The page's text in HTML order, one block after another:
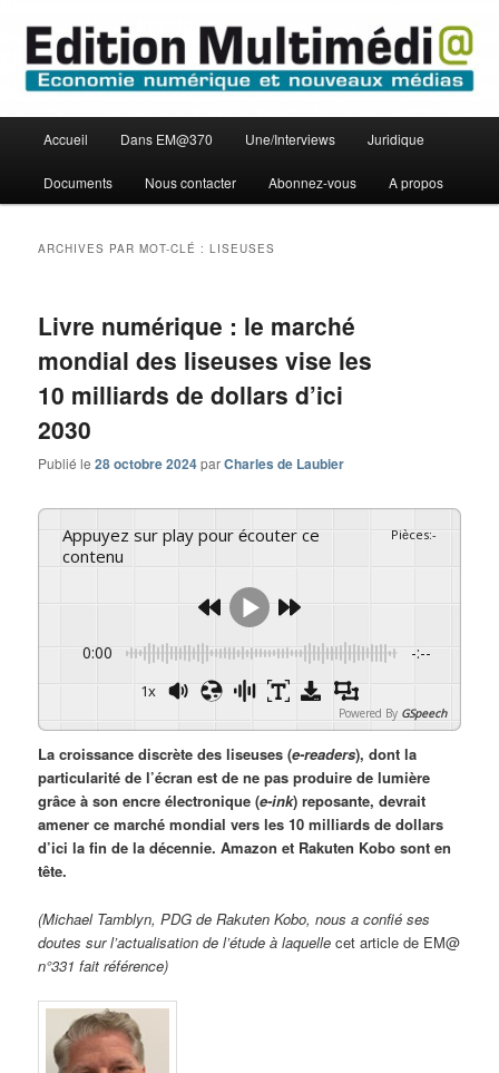
contenu
principal
contenu
secondaire
Edition Multimédi@
principal
Accueil Dans EM@370 Une/Interviews Juridique
Documents Nous contacter Abonnez-vous A propos
ARCHIVES PAR MOT-CLÉ :LISEUSES
Livre numérique : le marché
mondial des liseuses vise les
10 milliards de dollars d’ici
2030
Publié le28 octobre 2024parCharles de Laubier
Appuyez sur play pour écouter ce
contenu
Pièces:-
0:00 -:--
1x
Powered By GSpeech
La croissance discrète des liseuses (e-readers), dont la
particularité de l’écran est de ne pas produire de lumière
grâce à son encre électronique (e-ink) reposante, devrait
amener ce marché mondial vers les 10 milliards de dollars
d’ici la fin de la décennie. Amazon et Rakuten Kobo sont en
tête.
(Michael Tamblyn, PDG de Rakuten Kobo, nous a confié ses
doutes sur l’actualisation de l’étude à laquellecet article de EM@
n°331 fait référence)